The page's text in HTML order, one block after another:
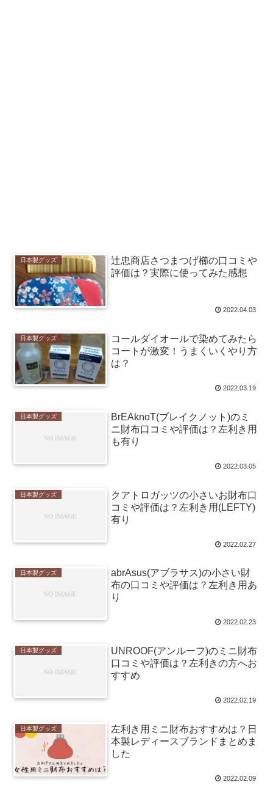
日本製グッズ
辻忠商店さつまつげ櫛の口コミや
評価は？実際に使ってみた感想
2022.04.03
日本製グッズ
コールダイオールで染めてみたら
コートが激変！うまくいくやり方
は？
2022.03.19
日本製グッズ
BrEAknoT(ブレイクノット)のミ
ニ財布口コミや評価は？左利き用
も有り
2022.03.05
日本製グッズ
クアトロガッツの小さいお財布口
コミや評価は？左利き用(LEFTY)
有り
2022.02.27
日本製グッズ
abrAsus(アブラサス)の小さい財
布の口コミや評価は？左利き用あ
り
2022.02.23
日本製グッズ
UNROOF(アンルーフ)のミニ財布
口コミや評価は？左利きの方へお
すすめ
2022.02.19
日本製グッズ
左利き用ミニ財布おすすめは？日
本製レディースブランドまとめま
した
2022.02.09